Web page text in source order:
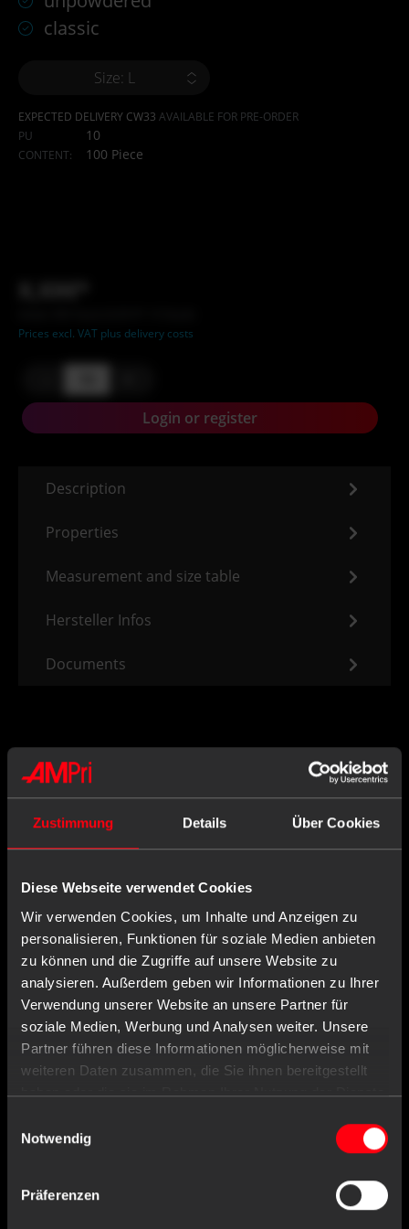
Zustimmung Details Über Cookies
Diese Webseite verwendet Cookies
Wir verwenden Cookies, um Inhalte und Anzeigen zu
personalisieren, Funktionen für soziale Medien anbieten
zu können und die Zugriffe auf unsere Website zu
analysieren. Außerdem geben wir Informationen zu Ihrer
Verwendung unserer Website an unsere Partner für
soziale Medien, Werbung und Analysen weiter. Unsere
Partner führen diese Informationen möglicherweise mit
weiteren Daten zusammen, die Sie ihnen bereitgestellt
haben oder die sie im Rahmen Ihrer Nutzung der Dienste
Notwendig
Präferenzen
classic
Size: L
EXPECTED DELIVERY CW33 AVAILABLE FOR PRE-ORDER
PU
10
CONTENT: 100 Piece
Prices excl. VAT plus delivery costs
Login or register
Description
Properties
Measurement and size table
Hersteller Infos
Documents
Often bought together with